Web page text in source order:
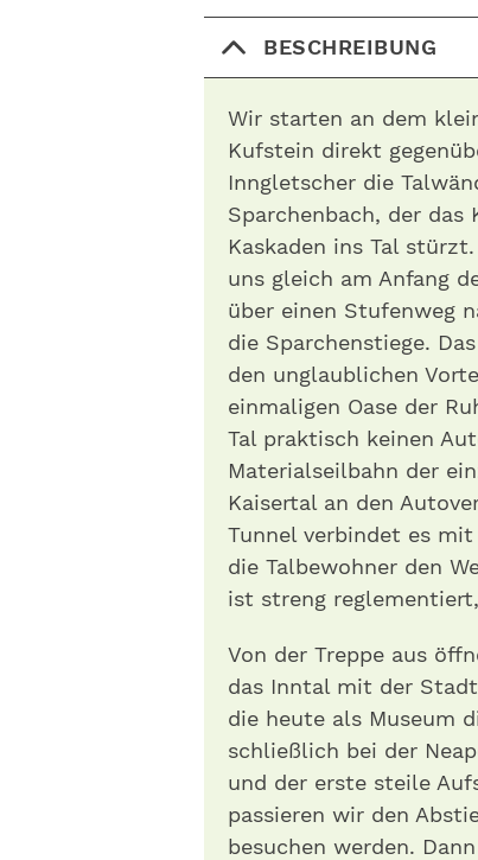
BESCHREIBUNG
Wir starten an dem
Kufstein direkt
Inngletscher die
Sparchenbach, der das
Kaskaden ins Tal
uns gleich am Anfang
über einen Stufenweg
die Sparchenstiege .
den unglaublichen
einmaligen Oase der
Tal praktisch keinen
Materialseilbahn der
Kaisertal an den
Tunnel verbindet es
die Talbewohner den
ist streng
Von der Treppe aus
das Inntal mit der
die heute als Museum
schließlich bei der
und der erste steile
passieren wir den
besuchen werden.